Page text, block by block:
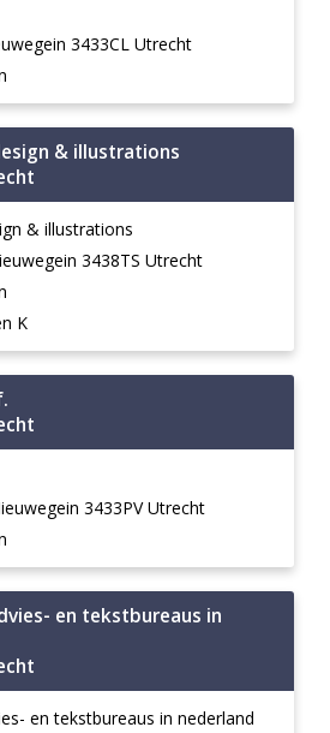
3433CL Utrecht
& illustrations
& illustrations
3438TS Utrecht
K
3433PV Utrecht
en tekstbureaus in
en tekstbureaus in nederland